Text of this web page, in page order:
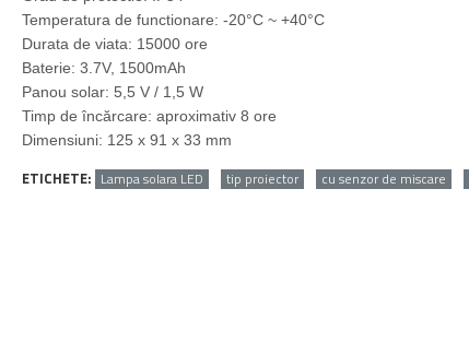
Temperatura de functionare: -20°C ~ +40°C
Durata de viata: 15000 ore
Baterie: 3.7V, 1500mAh
Panou solar: 5,5 V / 1,5 W
Timp de încărcare: aproximativ 8 ore
Dimensiuni: 125 x 91 x 33 mm
ETICHETE: Lampa solara LED tip proiector cu senzor de miscare